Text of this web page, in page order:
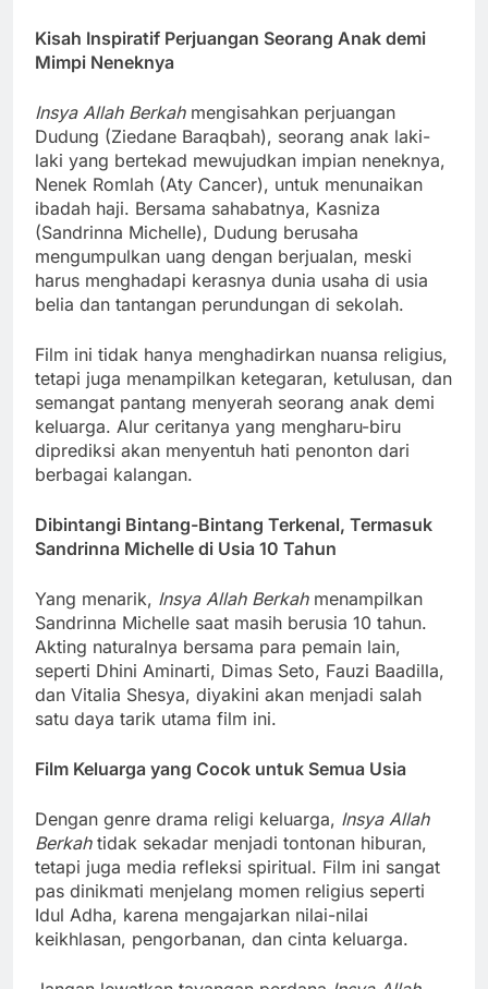
Kisah Inspiratif Perjuangan Seorang Anak demi
Mimpi Neneknya
Insya Allah Berkahmengisahkan perjuangan
Dudung (Ziedane Baraqbah), seorang anak laki-
laki yang bertekad mewujudkan impian neneknya,
Nenek Romlah (Aty Cancer), untuk menunaikan
ibadah haji. Bersama sahabatnya, Kasniza
(Sandrinna Michelle), Dudung berusaha
mengumpulkan uang dengan berjualan, meski
harus menghadapi kerasnya dunia usaha di usia
belia dan tantangan perundungan di sekolah.
Film ini tidak hanya menghadirkan nuansa religius,
tetapi juga menampilkan ketegaran, ketulusan, dan
semangat pantang menyerah seorang anak demi
keluarga. Alur ceritanya yang mengharu-biru
diprediksi akan menyentuh hati penonton dari
berbagai kalangan.
Dibintangi Bintang-Bintang Terkenal, Termasuk
Sandrinna Michelle di Usia 10 Tahun
Yang menarik, Insya Allah Berkahmenampilkan
Sandrinna Michelle saat masih berusia 10 tahun.
Akting naturalnya bersama para pemain lain,
seperti Dhini Aminarti, Dimas Seto, Fauzi Baadilla,
dan Vitalia Shesya, diyakini akan menjadi salah
satu daya tarik utama film ini.
Film Keluarga yang Cocok untuk Semua Usia
Dengan genre drama religi keluarga, Insya Allah
Berkahtidak sekadar menjadi tontonan hiburan,
tetapi juga media refleksi spiritual. Film ini sangat
pas dinikmati menjelang momen religius seperti
Idul Adha, karena mengajarkan nilai-nilai
keikhlasan, pengorbanan, dan cinta keluarga.